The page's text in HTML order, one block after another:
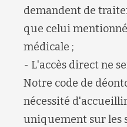
demandent de
que celui
médicale ;
- L'accès direct ne
Notre code de
nécessité
uniquement sur les